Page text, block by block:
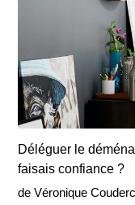
Déléguer le
faisais confiance ?
de Véronique